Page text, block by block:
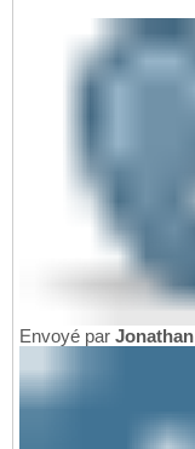
Envoyé par Jonathan